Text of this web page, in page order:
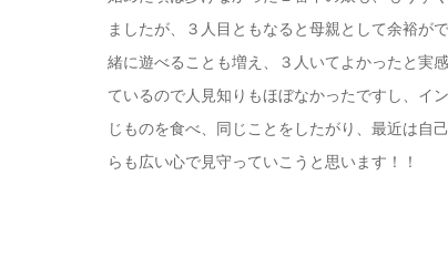
ましたが、３人目ともなると母親として余裕が
緒に遊べることも増え、３人いてよかったと実
ているので人見知りもほぼなかったですし、イ
じものを食べ、同じことをしたがり、最近は自
らも広い心で見守っていこうと思います！！